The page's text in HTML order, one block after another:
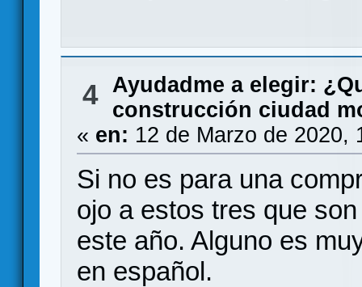
4
Ayudadme a elegir:
construcción ciudad
« en: 12 de Marzo de 2020,
Si no es para una
ojo a estos tres que
este año. Alguno es
en español.